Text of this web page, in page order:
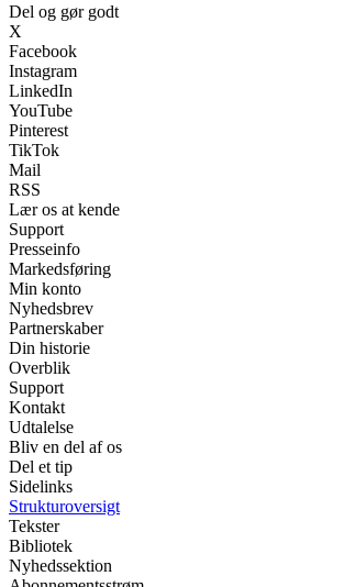
Del og gør godt
X
Facebook
Instagram
LinkedIn
YouTube
Pinterest
TikTok
Mail
RSS
Lær os at kende
Support
Presseinfo
Markedsføring
Min konto
Nyhedsbrev
Partnerskaber
Din historie
Overblik
Support
Kontakt
Udtalelse
Bliv en del af os
Del et tip
Sidelinks
Strukturoversigt
Tekster
Bibliotek
Nyhedssektion